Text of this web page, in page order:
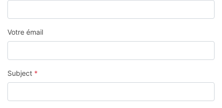
Votre émail
Subject *